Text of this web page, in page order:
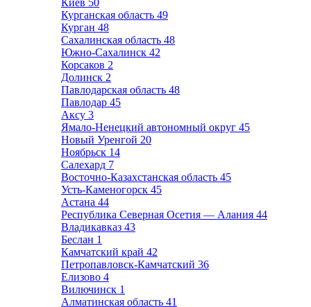
Киев 50
Курганская область 49
Курган 48
Сахалинская область 48
Южно-Сахалинск 42
Корсаков 2
Долинск 2
Павлодарская область 48
Павлодар 45
Аксу 3
Ямало-Ненецкий автономный округ 45
Новый Уренгой 20
Ноябрьск 14
Салехард 7
Восточно-Казахстанская область 45
Усть-Каменогорск 45
Астана 44
Республика Северная Осетия — Алания 44
Владикавказ 43
Беслан 1
Камчатский край 42
Петропавловск-Камчатский 36
Елизово 4
Вилючинск 1
Алматинская область 41